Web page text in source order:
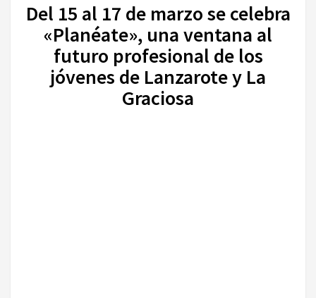
Del 15 al 17 de marzo se celebra
«Planéate», una ventana al
futuro profesional de los
jóvenes de Lanzarote y La
Graciosa